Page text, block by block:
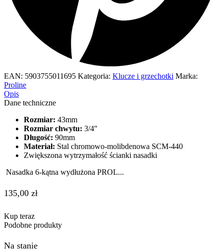
EAN: 5903755011695 Kategoria: Klucze i grzechotki Marka:
Proline
Opis
Dane techniczne
Rozmiar: 43mm
Rozmiar chwytu: 3/4″
Długość: 90mm
Materiał: Stal chromowo-molibdenowa SCM-440
Zwiększona wytrzymałość ścianki nasadki
Nasadka 6-kątna wydłużona PROL...
135,00 zł
Kup teraz
Podobne produkty
Na stanie